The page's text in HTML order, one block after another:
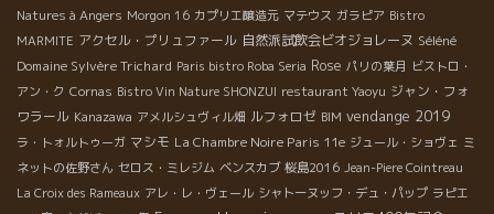
Natures à Angers Morgon 16 カプリエ醸造元 マテウス ガラピア Bistro
MARMITE アクセル・プリュファール 自然派試飲会ビオジョレーヌ Séléné
Domaine Sylvère Trichard Paris bistro Roba Seria Rose パリの葉月 ビストロ・
アン・ク Cornas Bistro Vin Nature SHONZUI restaurant Yaoyu ジャン・フォ
ワラール Kanazawa アメルシュヴィル畑 ルフォロゼ BIM vendange 2019
ラ・トォルトゥーガ マシモ La Chambre Noire Paris 11e ジュール・ショヴェ ミ
ネットの佐野さん セロス・ミレジム ベンスカブ 桜島2016 Jean-Piere Cointreau
La Croix des Rameaux アレ・レ・ヴェール シャトーヌッフ・デュ・パップ ラピエ